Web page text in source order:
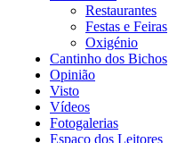
Restaurantes
Festas e Feiras
Oxigénio
Cantinho dos Bichos
Opinião
Visto
Vídeos
Fotogalerias
Espaço dos Leitores